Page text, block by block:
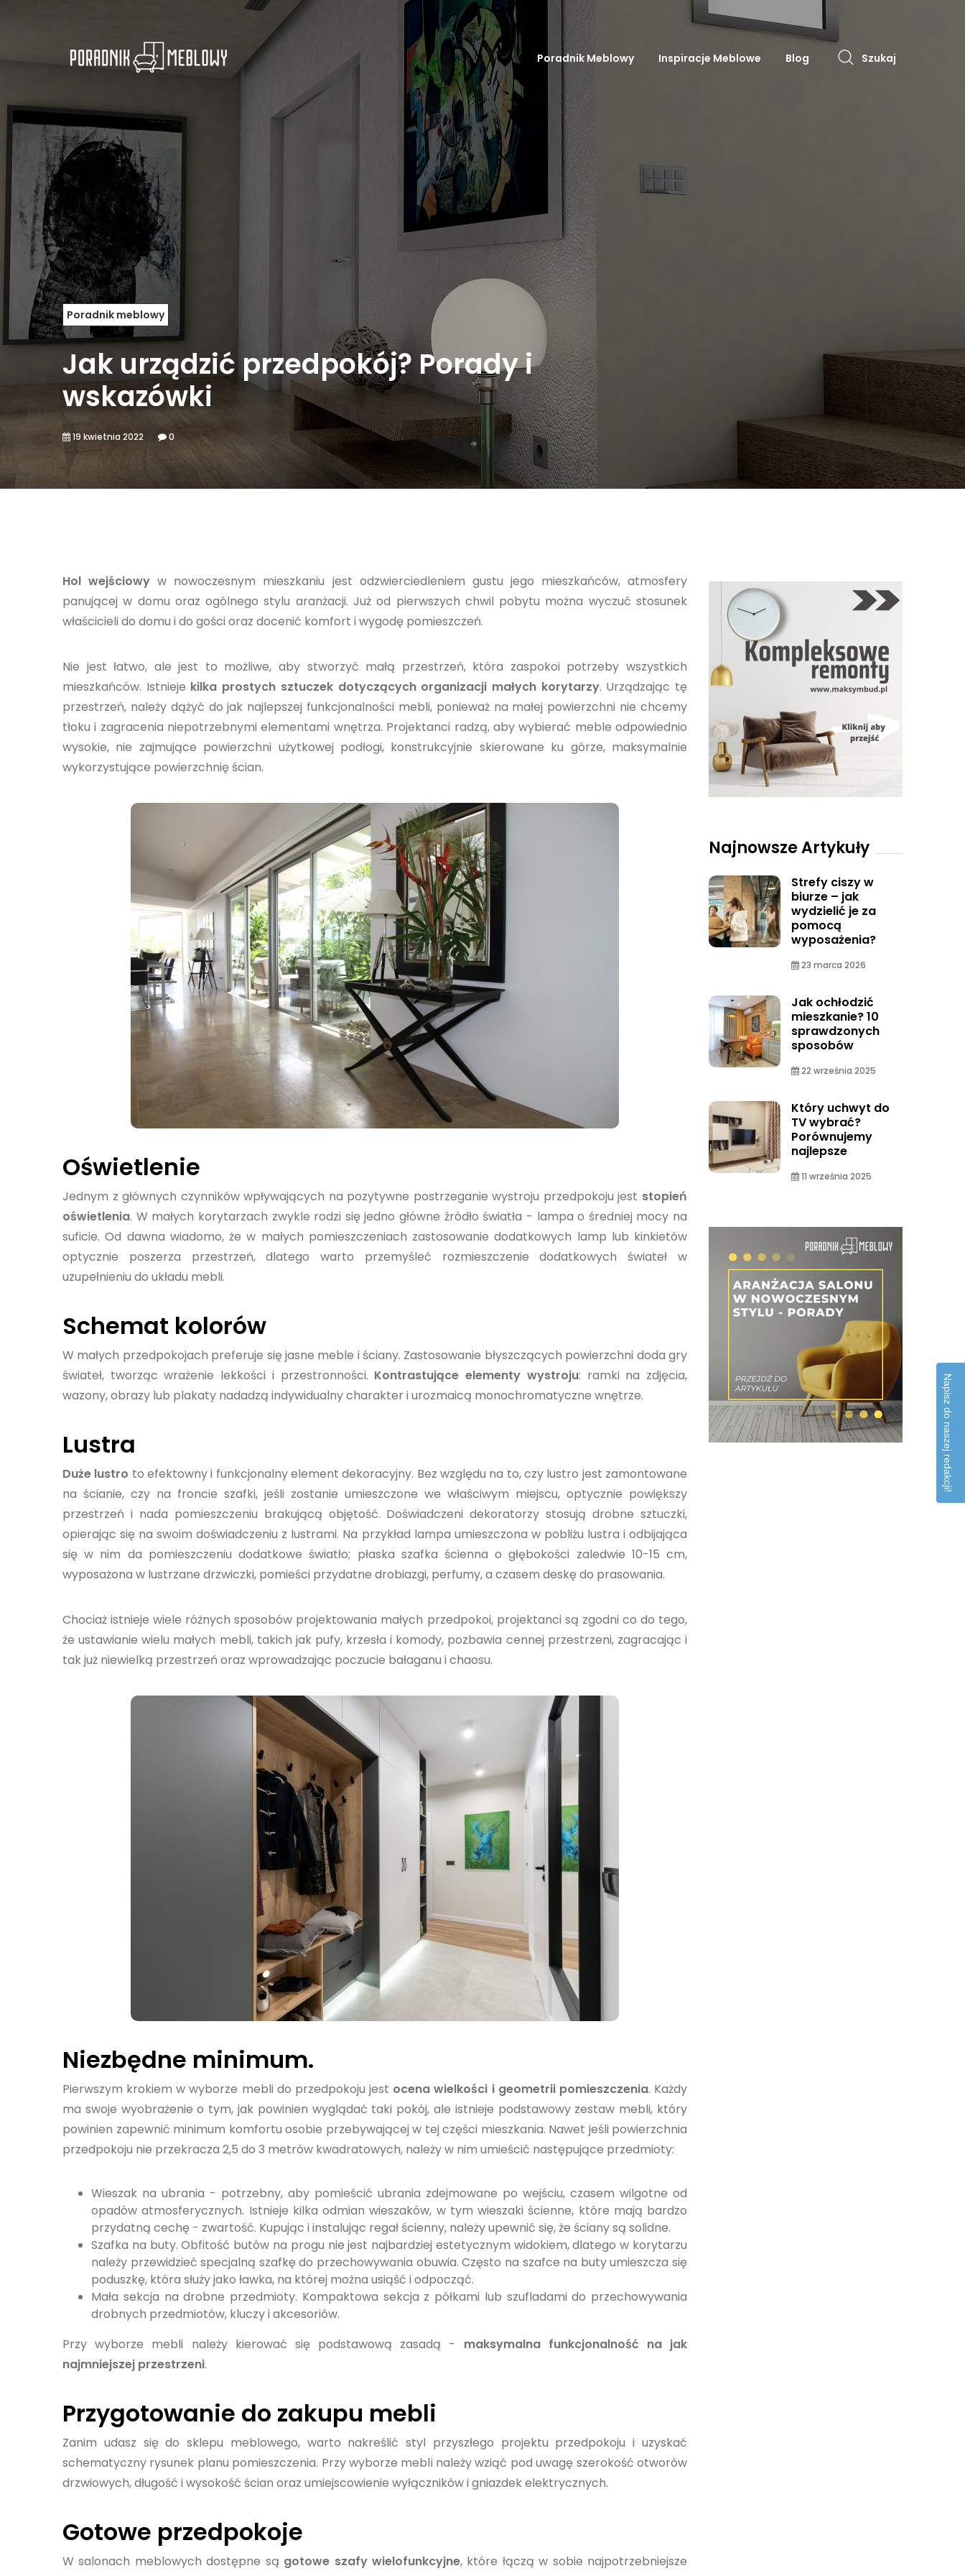
Poradnik Meblowy Inspiracje Meblowe Blog Szukaj
Poradnik meblowy
Jak urządzić przedpokój? Porady i
wskazówki
19 kwietnia 2022 0
Hol wejściowy w nowoczesnym mieszkaniu jest odzwierciedleniem gustu jego mieszkańców, atmosfery
panującej w domu oraz ogólnego stylu aranżacji. Już od pierwszych chwil pobytu można wyczuć stosunek
właścicieli do domu i do gości oraz docenić komfort i wygodę pomieszczeń.
Nie jest łatwo, ale jest to możliwe, aby stworzyć małą przestrzeń, która zaspokoi potrzeby wszystkich
mieszkańców. Istnieje kilka prostych sztuczek dotyczących organizacji małych korytarzy. Urządzając tę
przestrzeń, należy dążyć do jak najlepszej funkcjonalności mebli, ponieważ na małej powierzchni nie chcemy
tłoku i zagracenia niepotrzebnymi elementami wnętrza. Projektanci radzą, aby wybierać meble odpowiednio
wysokie, nie zajmujące powierzchni użytkowej podłogi, konstrukcyjnie skierowane ku górze, maksymalnie
wykorzystujące powierzchnię ścian.
Oświetlenie
Jednym z głównych czynników wpływających na pozytywne postrzeganie wystroju przedpokoju jest stopień
oświetlenia. W małych korytarzach zwykle rodzi się jedno główne źródło światła - lampa o średniej mocy na
suficie. Od dawna wiadomo, że w małych pomieszczeniach zastosowanie dodatkowych lamp lub kinkietów
optycznie poszerza przestrzeń, dlatego warto przemyśleć rozmieszczenie dodatkowych świateł w
uzupełnieniu do układu mebli.
Schemat kolorów
W małych przedpokojach preferuje się jasne meble i ściany. Zastosowanie błyszczących powierzchni doda gry
świateł, tworząc wrażenie lekkości i przestronności. Kontrastujące elementy wystroju: ramki na zdjęcia,
wazony, obrazy lub plakaty nadadzą indywidualny charakter i urozmaicą monochromatyczne wnętrze.
Lustra
Duże lustro to efektowny i funkcjonalny element dekoracyjny. Bez względu na to, czy lustro jest zamontowane
na ścianie, czy na froncie szafki, jeśli zostanie umieszczone we właściwym miejscu, optycznie powiększy
przestrzeń i nada pomieszczeniu brakującą objętość. Doświadczeni dekoratorzy stosują drobne sztuczki,
opierając się na swoim doświadczeniu z lustrami. Na przykład lampa umieszczona w pobliżu lustra i odbijająca
się w nim da pomieszczeniu dodatkowe światło; płaska szafka ścienna o głębokości zaledwie 10-15 cm,
wyposażona w lustrzane drzwiczki, pomieści przydatne drobiazgi, perfumy, a czasem deskę do prasowania.
Chociaż istnieje wiele różnych sposobów projektowania małych przedpokoi, projektanci są zgodni co do tego,
że ustawianie wielu małych mebli, takich jak pufy, krzesła i komody, pozbawia cennej przestrzeni, zagracając i
tak już niewielką przestrzeń oraz wprowadzając poczucie bałaganu i chaosu.
Niezbędne minimum.
Pierwszym krokiem w wyborze mebli do przedpokoju jest ocena wielkości i geometrii pomieszczenia. Każdy
ma swoje wyobrażenie o tym, jak powinien wyglądać taki pokój, ale istnieje podstawowy zestaw mebli, który
powinien zapewnić minimum komfortu osobie przebywającej w tej części mieszkania. Nawet jeśli powierzchnia
przedpokoju nie przekracza 2,5 do 3 metrów kwadratowych, należy w nim umieścić następujące przedmioty:
Wieszak na ubrania - potrzebny, aby pomieścić ubrania zdejmowane po wejściu, czasem wilgotne od
opadów atmosferycznych. Istnieje kilka odmian wieszaków, w tym wieszaki ścienne, które mają bardzo
przydatną cechę - zwartość. Kupując i instalując regał ścienny, należy upewnić się, że ściany są solidne.
Szafka na buty. Obfitość butów na progu nie jest najbardziej estetycznym widokiem, dlatego w korytarzu
należy przewidzieć specjalną szafkę do przechowywania obuwia. Często na szafce na buty umieszcza się
poduszkę, która służy jako ławka, na której można usiąść i odpocząć.
Mała sekcja na drobne przedmioty. Kompaktowa sekcja z półkami lub szufladami do przechowywania
drobnych przedmiotów, kluczy i akcesoriów.
Przy wyborze mebli należy kierować się podstawową zasadą - maksymalna funkcjonalność na jak
najmniejszej przestrzeni.
Przygotowanie do zakupu mebli
Zanim udasz się do sklepu meblowego, warto nakreślić styl przyszłego projektu przedpokoju i uzyskać
schematyczny rysunek planu pomieszczenia. Przy wyborze mebli należy wziąć pod uwagę szerokość otworów
drzwiowych, długość i wysokość ścian oraz umiejscowienie wyłączników i gniazdek elektrycznych.
Gotowe przedpokoje
W salonach meblowych dostępne są gotowe szafy wielofunkcyjne, które łączą w sobie najpotrzebniejsze
Najnowsze Artykuły
Strefy ciszy w
biurze – jak
wydzielić je za
pomocą
wyposażenia?
23 marca 2026
Jak ochłodzić
mieszkanie? 10
sprawdzonych
sposobów
22 września 2025
Który uchwyt do
TV wybrać?
Porównujemy
najlepsze
11 września 2025
Napisz do naszej redakcji!